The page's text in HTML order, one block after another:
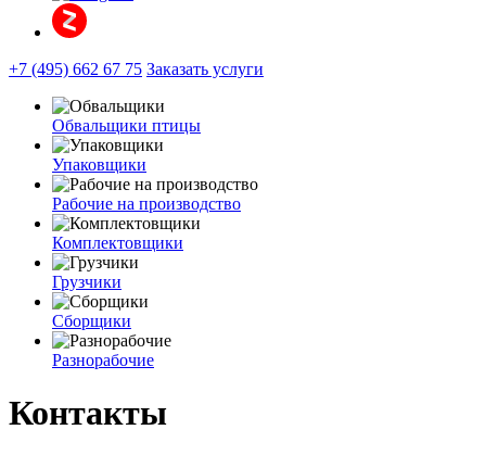
+7 (495) 662 67 75 Заказать услуги
Обвальщики птицы
Упаковщики
Рабочие на производство
Комплектовщики
Грузчики
Сборщики
Разнорабочие
Контакты